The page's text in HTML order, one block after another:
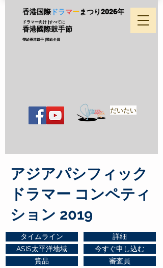
香港国際 ドラマーまつり2026年
ドラマー向け |すべてに
香港國際鼓手節
帶給香港鼓手 |帶給全員
だいたい
アジアパシフィック
ドラマー コンペティ
ション 2019
タイムライン
ASIS太平洋地域
賞品
詳細
今すぐ申し込む
審査員